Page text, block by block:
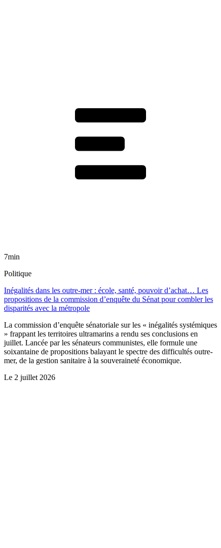
7min
Politique
Inégalités dans les outre-mer : école, santé, pouvoir d’achat… Les
propositions de la commission d’enquête du Sénat pour combler les
disparités avec la métropole
La commission d’enquête sénatoriale sur les « inégalités systémiques
» frappant les territoires ultramarins a rendu ses conclusions en
juillet. Lancée par les sénateurs communistes, elle formule une
soixantaine de propositions balayant le spectre des difficultés outre-
mer, de la gestion sanitaire à la souveraineté économique.
Le 2 juillet 2026